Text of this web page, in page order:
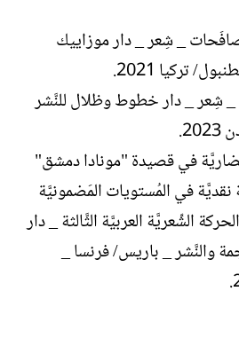
_ شِعر _ دار موزاييك
تركيا 2021.
_ شِعر _ دار خطوط وظلال للنَّشر
في قصيدة "مونادا دمشق"
في المُستويات المَضمونيَّة
الشِّعريَّة العربيَّة الثَّالثة _ دار
والنَّشر _ باريس/ فرنسا _